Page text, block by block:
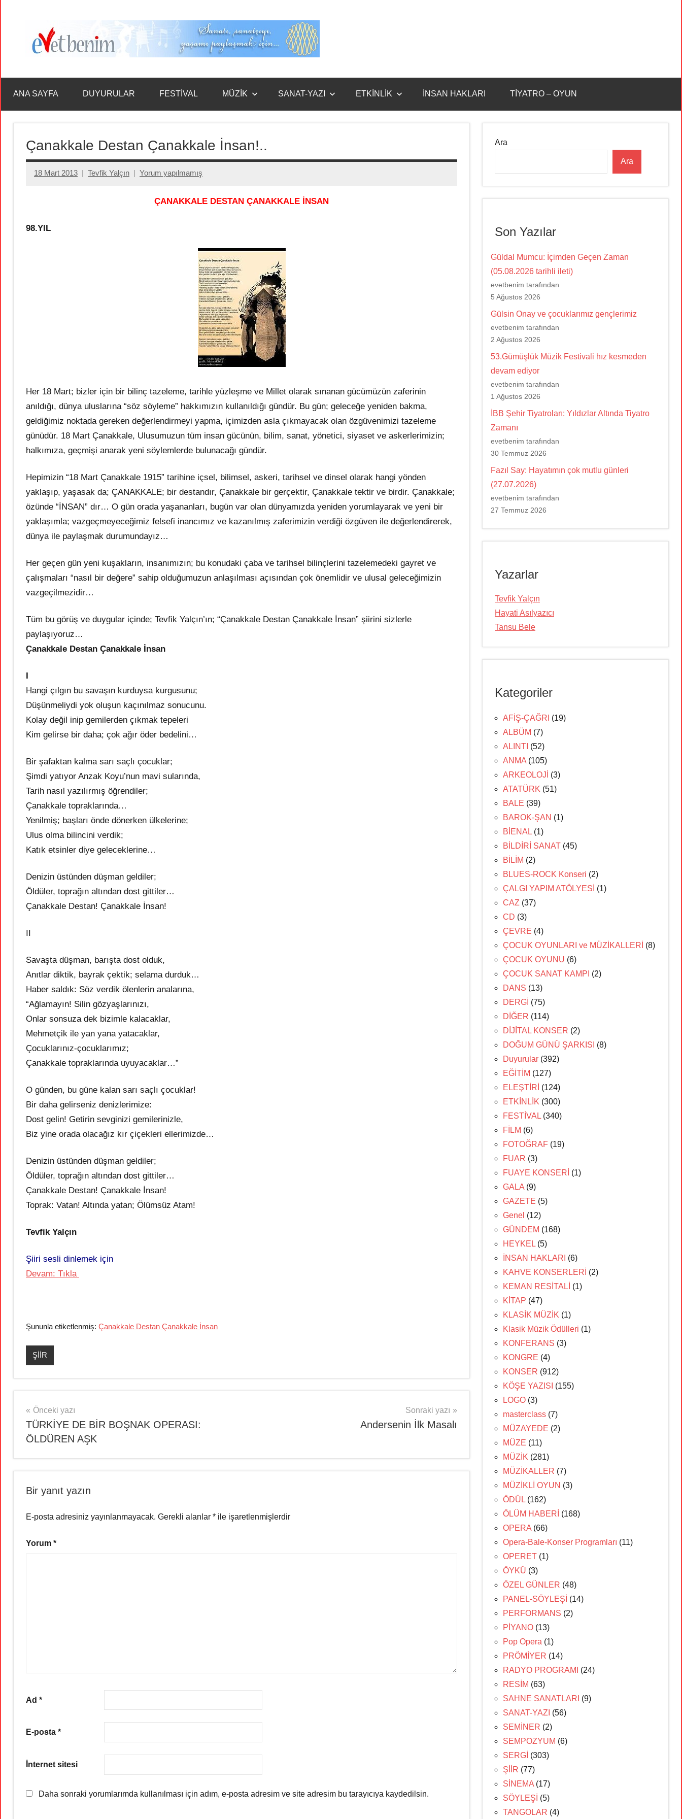
Benim
ANA SAYFA DUYURULAR FESTİVAL MÜZİK SANAT-YAZI ETKİNLİK İNSAN HAKLARI TİYATRO – OYUN
Çanakkale Destan Çanakkale İnsan!..
18 Mart 2013 Tevfik Yalçın Yorum yapılmamış
ÇANAKKALE DESTAN ÇANAKKALE İNSAN
98.YIL
Her 18 Mart; bizler için bir bilinç tazeleme, tarihle yüzleşme ve Millet olarak sınanan gücümüzün zaferinin
anıldığı, dünya uluslarına “söz söyleme” hakkımızın kullanıldığı gündür. Bu gün; geleceğe yeniden bakma,
geldiğimiz noktada gereken değerlendirmeyi yapma, içimizden asla çıkmayacak olan özgüvenimizi tazeleme
günüdür. 18 Mart Çanakkale, Ulusumuzun tüm insan gücünün, bilim, sanat, yönetici, siyaset ve askerlerimizin;
halkımıza, geçmişi anarak yeni söylemlerde bulunacağı gündür.
Hepimizin “18 Mart Çanakkale 1915” tarihine içsel, bilimsel, askeri, tarihsel ve dinsel olarak hangi yönden
yaklaşıp, yaşasak da; ÇANAKKALE; bir destandır, Çanakkale bir gerçektir, Çanakkale tektir ve birdir. Çanakkale;
özünde “İNSAN” dır… O gün orada yaşananları, bugün var olan dünyamızda yeniden yorumlayarak ve yeni bir
yaklaşımla; vazgeçmeyeceğimiz felsefi inancımız ve kazanılmış zaferimizin verdiği özgüven ile değerlendirerek,
dünya ile paylaşmak durumundayız…
Her geçen gün yeni kuşakların, insanımızın; bu konudaki çaba ve tarihsel bilinçlerini tazelemedeki gayret ve
çalışmaları “nasıl bir değere” sahip olduğumuzun anlaşılması açısından çok önemlidir ve ulusal geleceğimizin
vazgeçilmezidir…
Tüm bu görüş ve duygular içinde; Tevfik Yalçın’ın; “Çanakkale Destan Çanakkale İnsan” şiirini sizlerle
paylaşıyoruz…
Çanakkale Destan Çanakkale İnsan
I
Hangi çılgın bu savaşın kurduysa kurgusunu;
Düşünmeliydi yok oluşun kaçınılmaz sonucunu.
Kolay değil inip gemilerden çıkmak tepeleri
Kim gelirse bir daha; çok ağır öder bedelini…
Bir şafaktan kalma sarı saçlı çocuklar;
Şimdi yatıyor Anzak Koyu’nun mavi sularında,
Tarih nasıl yazılırmış öğrendiler;
Çanakkale topraklarında…
Yenilmiş; başları önde dönerken ülkelerine;
Ulus olma bilincini verdik;
Katık etsinler diye geleceklerine…
Denizin üstünden düşman geldiler;
Öldüler, toprağın altından dost gittiler…
Çanakkale Destan! Çanakkale İnsan!
II
Savaşta düşman, barışta dost olduk,
Anıtlar diktik, bayrak çektik; selama durduk…
Haber saldık: Söz verdik ölenlerin analarına,
“Ağlamayın! Silin gözyaşlarınızı,
Onlar sonsuza dek bizimle kalacaklar,
Mehmetçik ile yan yana yatacaklar,
Çocuklarınız-çocuklarımız;
Çanakkale topraklarında uyuyacaklar…”
O günden, bu güne kalan sarı saçlı çocuklar!
Bir daha gelirseniz denizlerimize:
Dost gelin! Getirin sevginizi gemilerinizle,
Biz yine orada olacağız kır çiçekleri ellerimizde…
Denizin üstünden düşman geldiler;
Öldüler, toprağın altından dost gittiler…
Çanakkale Destan! Çanakkale İnsan!
Toprak: Vatan! Altında yatan; Ölümsüz Atam!
Tevfik Yalçın
Şiiri sesli dinlemek için
Devam: Tıkla
Şununla etiketlenmiş: Çanakkale Destan Çanakkale İnsan
ŞİİR
Yazı
gezinmesi
Önceki yazı
TÜRKİYE DE BİR BOŞNAK OPERASI:
ÖLDÜREN AŞK
Sonraki yazı
Andersenin İlk Masalı
Bir yanıt yazın
E-posta adresiniz yayınlanmayacak. Gerekli alanlar * ile işaretlenmişlerdir
Yorum *
Ad *
E-posta *
İnternet sitesi
Daha sonraki yorumlarımda kullanılması için adım, e-posta adresim ve site adresim bu tarayıcıya kaydedilsin.
Ara
Ara
Son Yazılar
Güldal Mumcu: İçimden Geçen Zaman
(05.08.2026 tarihli ileti)
evetbenim tarafından
5 Ağustos 2026
Gülsin Onay ve çocuklarımız gençlerimiz
evetbenim tarafından
2 Ağustos 2026
53.Gümüşlük Müzik Festivali hız kesmeden
devam ediyor
evetbenim tarafından
1 Ağustos 2026
İBB Şehir Tiyatroları: Yıldızlar Altında Tiyatro
Zamanı
evetbenim tarafından
30 Temmuz 2026
Fazıl Say: Hayatımın çok mutlu günleri
(27.07.2026)
evetbenim tarafından
27 Temmuz 2026
Yazarlar
Tevfik Yalçın
Hayati Asılyazıcı
Tansu Bele
Kategoriler
AFİŞ-ÇAĞRI (19)
ALBÜM (7)
ALINTI (52)
ANMA (105)
ARKEOLOJİ (3)
ATATÜRK (51)
BALE (39)
BAROK-ŞAN (1)
BİENAL (1)
BİLDİRİ SANAT (45)
BİLİM (2)
BLUES-ROCK Konseri (2)
ÇALGI YAPIM ATÖLYESİ (1)
CAZ (37)
CD (3)
ÇEVRE (4)
ÇOCUK OYUNLARI ve MÜZİKALLERİ (8)
ÇOCUK OYUNU (6)
ÇOCUK SANAT KAMPI (2)
DANS (13)
DERGİ (75)
DİĞER (114)
DİJİTAL KONSER (2)
DOĞUM GÜNÜ ŞARKISI (8)
Duyurular (392)
EĞİTİM (127)
ELEŞTİRİ (124)
ETKİNLİK (300)
FESTİVAL (340)
FİLM (6)
FOTOĞRAF (19)
FUAR (3)
FUAYE KONSERİ (1)
GALA (9)
GAZETE (5)
Genel (12)
GÜNDEM (168)
HEYKEL (5)
İNSAN HAKLARI (6)
KAHVE KONSERLERİ (2)
KEMAN RESİTALİ (1)
KİTAP (47)
KLASİK MÜZİK (1)
Klasik Müzik Ödülleri (1)
KONFERANS (3)
KONGRE (4)
KONSER (912)
KÖŞE YAZISI (155)
LOGO (3)
masterclass (7)
MÜZAYEDE (2)
MÜZE (11)
MÜZİK (281)
MÜZİKALLER (7)
MÜZİKLİ OYUN (3)
ÖDÜL (162)
ÖLÜM HABERİ (168)
OPERA (66)
Opera-Bale-Konser Programları (11)
OPERET (1)
ÖYKÜ (3)
ÖZEL GÜNLER (48)
PANEL-SÖYLEŞİ (14)
PERFORMANS (2)
PİYANO (13)
Pop Opera (1)
PRÖMİYER (14)
RADYO PROGRAMI
(24)
RESİM (63)
SAHNE SANATLARI (9)
SANAT-YAZI (56)
SEMİNER (2)
SEMPOZYUM (6)
SERGİ (303)
ŞİİR (77)
SİNEMA (17)
SÖYLEŞİ (5)
TANGOLAR (4)